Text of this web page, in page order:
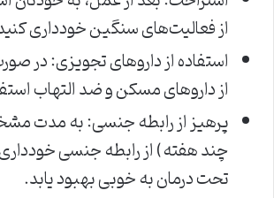
از فعالیت‌های سنگین خودداری
استفاده از داروهای تجویزی: در
از داروهای مسکن و ضد التهاب
پرهیز از رابطه جنسی: به مدت
چند هفته) از رابطه جنسی خودداری
تحت درمان به خوبی بهبود یابد.